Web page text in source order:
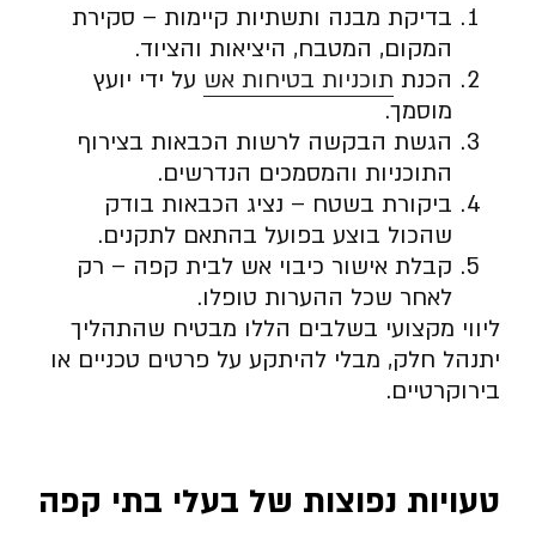
בדיקת מבנה ותשתיות קיימות – סקירת
המקום, המטבח, היציאות והציוד.
הכנת תוכניות בטיחות אש על ידי יועץ
מוסמך.
הגשת הבקשה לרשות הכבאות בצירוף
התוכניות והמסמכים הנדרשים.
ביקורת בשטח – נציג הכבאות בודק
שהכול בוצע בפועל בהתאם לתקנים.
קבלת אישור כיבוי אש לבית קפה – רק
לאחר שכל ההערות טופלו.
ליווי מקצועי בשלבים הללו מבטיח שהתהליך
יתנהל חלק, מבלי להיתקע על פרטים טכניים או
בירוקרטיים.
טעויות נפוצות של בעלי בתי קפה